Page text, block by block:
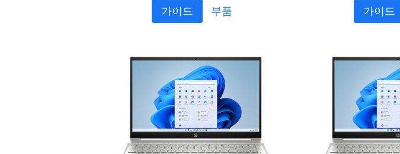
가이드 부품 가이드